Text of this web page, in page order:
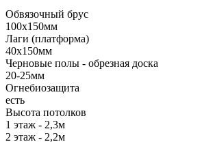
Обвязочный брус
100х150мм
Лаги (платформа)
40х150мм
Черновые полы - обрезная доска
20-25мм
Огнебиозащита
есть
Высота потолков
1 этаж - 2,3м
2 этаж - 2,2м